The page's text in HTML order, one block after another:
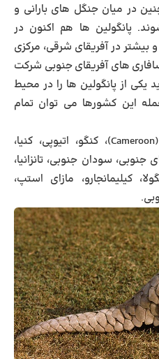
در میان جنگل های بارانی و
پانگولین ها هم اکنون در
بیشتر در آفریقای شرقی، مرکزی
های آفریقای جنوبی شرکت
از پانگولین ها را در محیط
این کشورها می توان تمام
بوتسوانا (Botswana)، کامرون (Cameroon)، کنگو، اتیوپی، کنیا،
جنوبی، سودان جنوبی، تانزانیا،
کیلیمانجارو، مازای استپ،